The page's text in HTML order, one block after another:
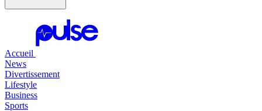
Accueil
News
Divertissement
Lifestyle
Business
Sports